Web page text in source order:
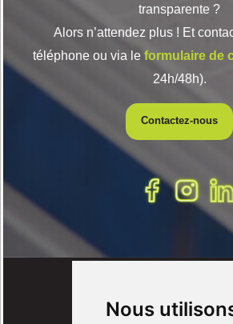
Nous
transparente ?
Alors n’attendez plus ! Et
téléphone ou via le formulaire de
24h/48h).
Contactez-nous